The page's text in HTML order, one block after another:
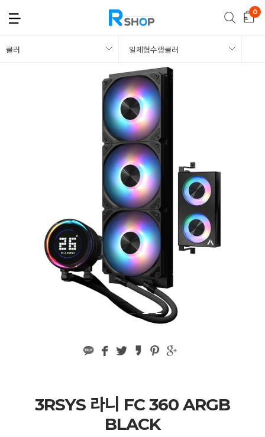
쿨러 일체형수랭쿨러
3RSYS 라니 FC 360 ARGB
BLACK